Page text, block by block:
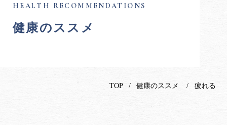
健康のススメ
TOP 健康のススメ 疲れる